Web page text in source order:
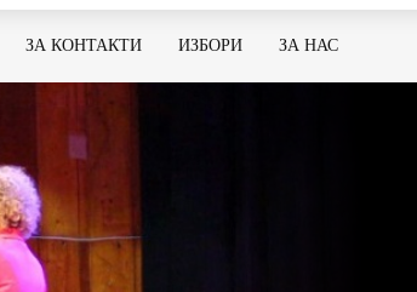
ЗА КОНТАКТИ ИЗБОРИ ЗА НАС